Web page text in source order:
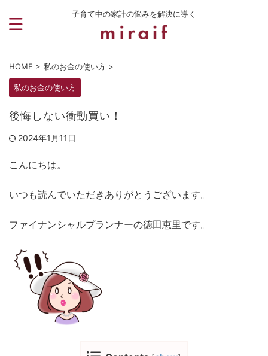
子育て中の家計の悩みを解決に導く
HOME > 私のお金の使い方 >
私のお金の使い方
後悔しない衝動買い！
2024年1月11日
こんにちは。
いつも読んでいただきありがとうございます。
ファイナンシャルプランナーの徳田恵里です。